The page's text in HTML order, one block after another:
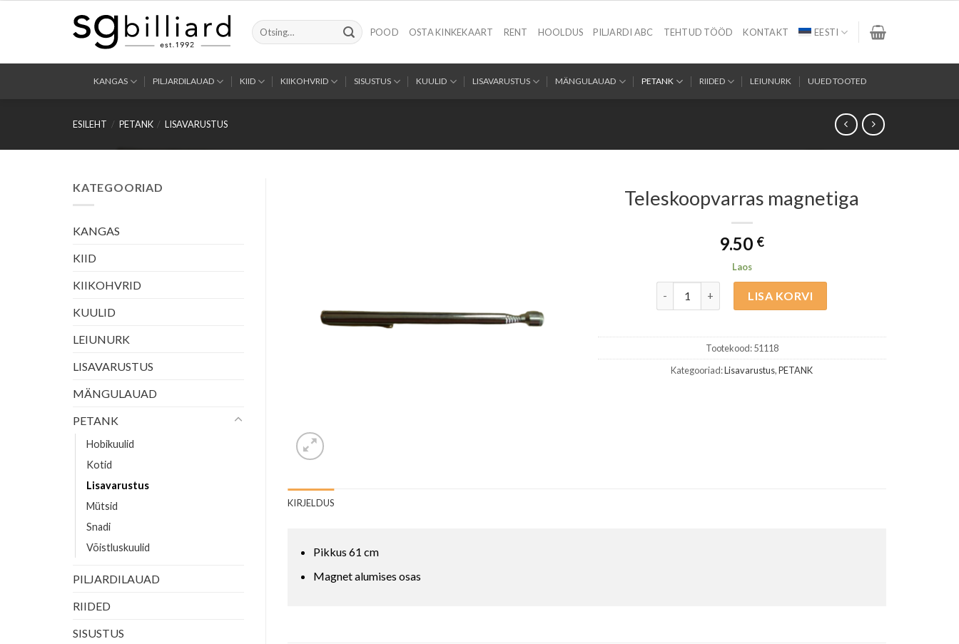
Otsi:
POOD OSTA KINKEKAART RENT HOOLDUS PILJARDI ABC TEHTUD TÖÖD KONTAKT EESTI
KANGAS PILJARDILAUAD KIID KIIKOHVRID SISUSTUS KUULID LISAVARUSTUS MÄNGULAUAD PETANK RIIDED LEIUNURK UUED TOOTED
ESILEHT / PETANK / LISAVARUSTUS
KATEGOORIAD
KANGAS
KIID
KIIKOHVRID
KUULID
LEIUNURK
LISAVARUSTUS
MÄNGULAUAD
PETANK
Hobikuulid
Kotid
Lisavarustus
Mütsid
Snadi
Võistluskuulid
PILJARDILAUAD
RIIDED
SISUSTUS
Teleskoopvarras magnetiga
9.50 €
Laos
LISA KORVI
Tootekood:51118
Kategooriad:Lisavarustus,PETANK
KIRJELDUS
Pikkus 61 cm
Magnet alumises osas